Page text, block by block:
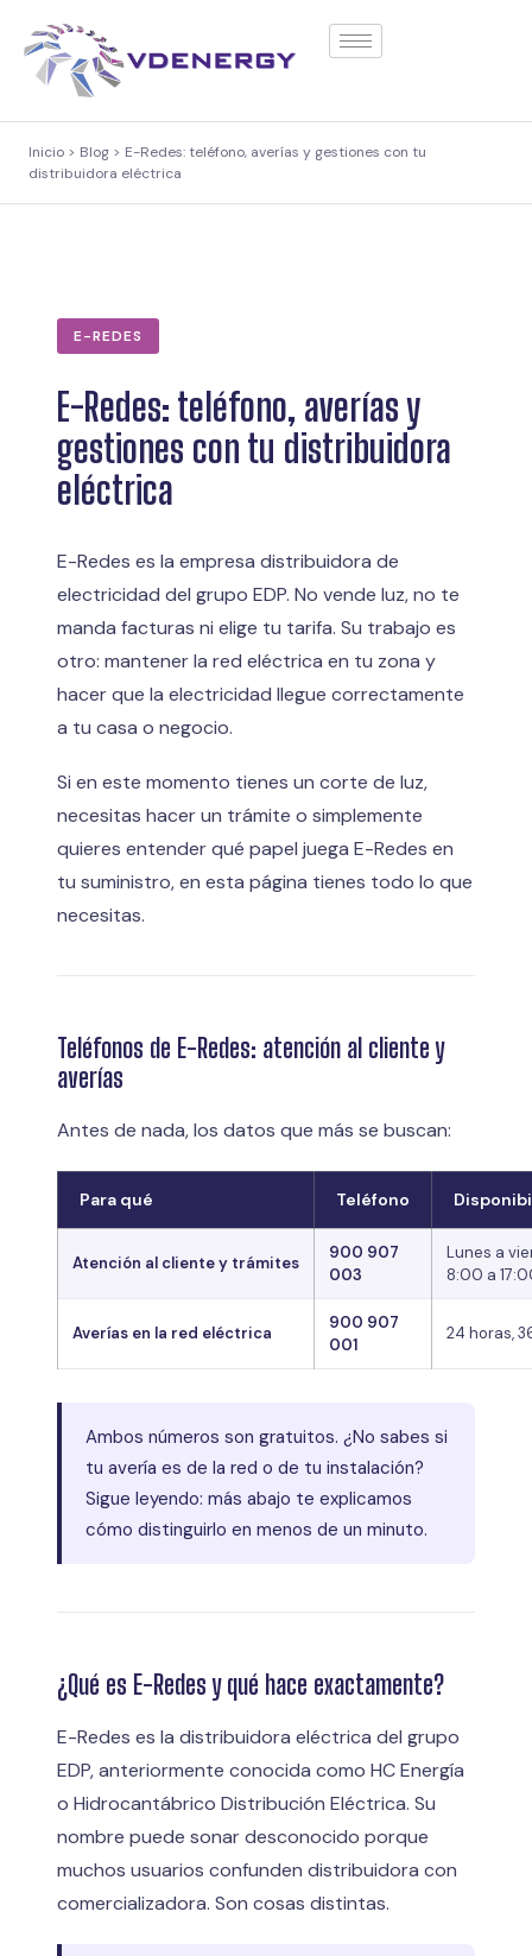
Inicio > Blog > E-Redes: teléfono, averías y gestiones con tu
distribuidora eléctrica
E-REDES
E-Redes: teléfono, averías y
gestiones con tu distribuidora
eléctrica
E-Redes es la empresa distribuidora de
electricidad del grupo EDP. No vende luz, no te
manda facturas ni elige tu tarifa. Su trabajo es
otro: mantener la red eléctrica en tu zona y
hacer que la electricidad llegue correctamente
a tu casa o negocio.
Si en este momento tienes un corte de luz,
necesitas hacer un trámite o simplemente
quieres entender qué papel juega E-Redes en
tu suministro, en esta página tienes todo lo que
necesitas.
Teléfonos de E-Redes: atención al cliente y
averías
Antes de nada, los datos que más se buscan:
Para qué Teléfono
Atención al cliente y trámites
900 907
003
Lunes a
8:00 a
Averías en la red eléctrica
900 907
001
24 horas,
Ambos números son gratuitos. ¿No sabes si
tu avería es de la red o de tu instalación?
Sigue leyendo: más abajo te explicamos
cómo distinguirlo en menos de un minuto.
¿Qué es E-Redes y qué hace exactamente?
E-Redes es la distribuidora eléctrica del grupo
EDP, anteriormente conocida como HC Energía
o Hidrocantábrico Distribución Eléctrica. Su
nombre puede sonar desconocido porque
muchos usuarios confunden distribuidora con
comercializadora. Son cosas distintas.